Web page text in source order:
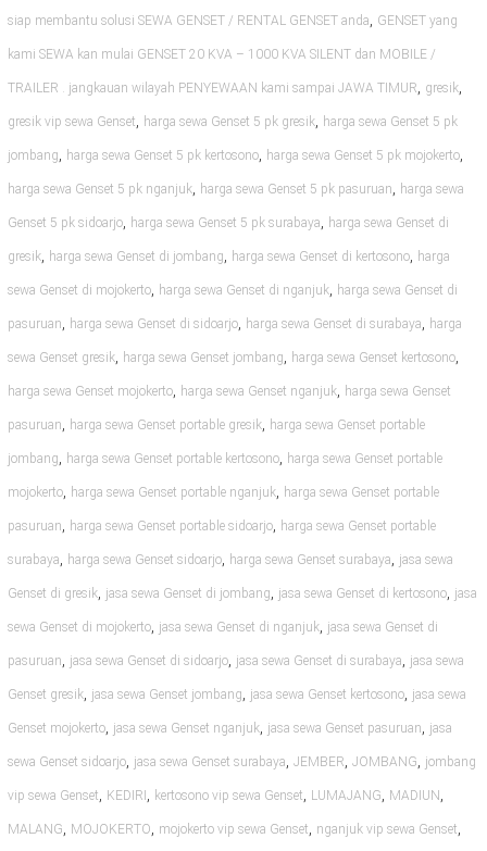
siap membantu solusi SEWA GENSET / RENTAL GENSET anda, GENSET yang
kami SEWA kan mulai GENSET 20 KVA – 1000 KVA SILENT dan MOBILE /
TRAILER . jangkauan wilayah PENYEWAAN kami sampai JAWA TIMUR, gresik,
gresik vip sewa Genset, harga sewa Genset 5 pk gresik, harga sewa Genset 5 pk
jombang, harga sewa Genset 5 pk kertosono, harga sewa Genset 5 pk mojokerto,
harga sewa Genset 5 pk nganjuk, harga sewa Genset 5 pk pasuruan, harga sewa
Genset 5 pk sidoarjo, harga sewa Genset 5 pk surabaya, harga sewa Genset di
gresik, harga sewa Genset di jombang, harga sewa Genset di kertosono, harga
sewa Genset di mojokerto, harga sewa Genset di nganjuk, harga sewa Genset di
pasuruan, harga sewa Genset di sidoarjo, harga sewa Genset di surabaya, harga
sewa Genset gresik, harga sewa Genset jombang, harga sewa Genset kertosono,
harga sewa Genset mojokerto, harga sewa Genset nganjuk, harga sewa Genset
pasuruan, harga sewa Genset portable gresik, harga sewa Genset portable
jombang, harga sewa Genset portable kertosono, harga sewa Genset portable
mojokerto, harga sewa Genset portable nganjuk, harga sewa Genset portable
pasuruan, harga sewa Genset portable sidoarjo, harga sewa Genset portable
surabaya, harga sewa Genset sidoarjo, harga sewa Genset surabaya, jasa sewa
Genset di gresik, jasa sewa Genset di jombang, jasa sewa Genset di kertosono, jasa
sewa Genset di mojokerto, jasa sewa Genset di nganjuk, jasa sewa Genset di
pasuruan, jasa sewa Genset di sidoarjo, jasa sewa Genset di surabaya, jasa sewa
Genset gresik, jasa sewa Genset jombang, jasa sewa Genset kertosono, jasa sewa
Genset mojokerto, jasa sewa Genset nganjuk, jasa sewa Genset pasuruan, jasa
sewa Genset sidoarjo, jasa sewa Genset surabaya, JEMBER, JOMBANG, jombang
vip sewa Genset, KEDIRI , kertosono vip sewa Genset, LUMAJANG, MADIUN ,
MALANG, MOJOKERTO, mojokerto vip sewa Genset, nganjuk vip sewa Genset,